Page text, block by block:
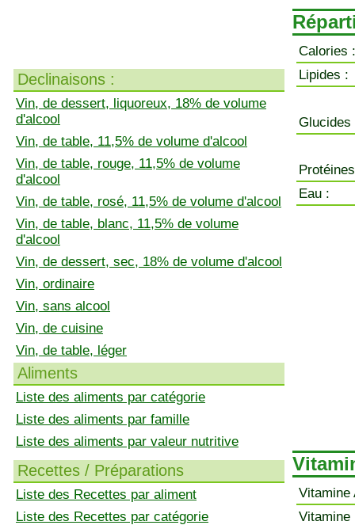
Declinaisons :
Vin, de dessert, liquoreux, 18% de volume
d'alcool
Vin, de table, 11,5% de volume d'alcool
Vin, de table, rouge, 11,5% de volume
d'alcool
Vin, de table, rosé, 11,5% de volume d'alcool
Vin, de table, blanc, 11,5% de volume
d'alcool
Vin, de dessert, sec, 18% de volume d'alcool
Vin, ordinaire
Vin, sans alcool
Vin, de cuisine
Vin, de table, léger
Aliments
Liste des aliments par catégorie
Liste des aliments par famille
Liste des aliments par valeur nutritive
Recettes / Préparations
Liste des Recettes par aliment
Liste des Recettes par catégorie
Calories :
Lipides :
Glucides
Eau :
Vitamine
Vitamine